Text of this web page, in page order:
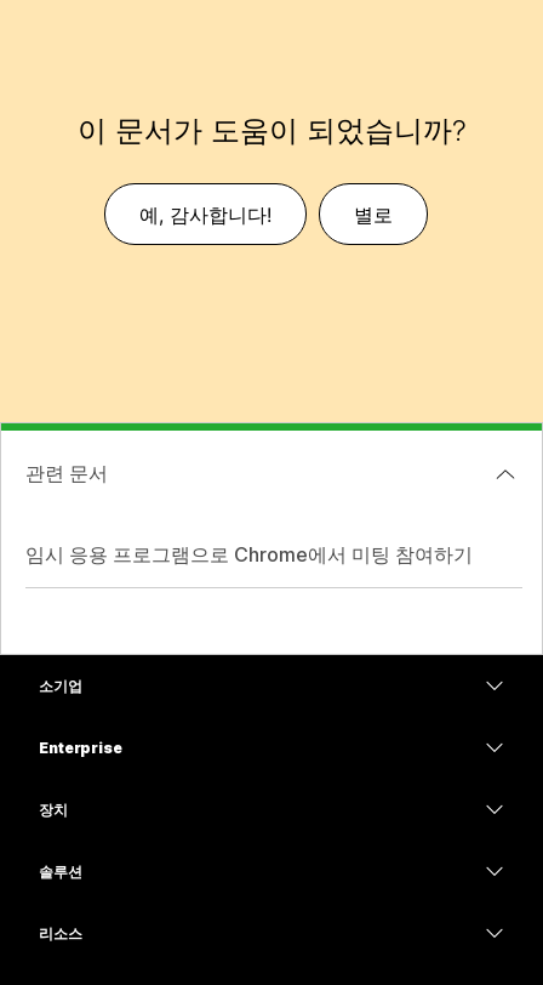
이 문서가 도움이 되었습니까?
예, 감사합니다! 별로
관련 문서
임시 응용 프로그램으로 Chrome에서 미팅 참여하기
소기업
Enterprise
장치
솔루션
리소스